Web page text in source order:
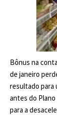
Bônus na
de janeiro
resultado para
antes do Plano
para a